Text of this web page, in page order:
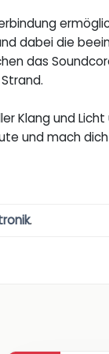
dabei die
das
Klang und
und mach
.